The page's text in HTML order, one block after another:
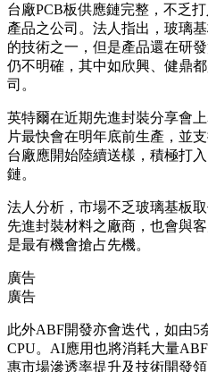
台廠PCB板供應鏈完整，不乏
產品之公司。法人指出，玻璃
的技術之一，但是產品還在研
仍不明確，其中如欣興、健鼎
司。
英特爾在近期先進封裝分享會
片最快會在明年底前生產，並
台廠應開始陸續送樣，積極打
鏈。
法人分析，市場不乏玻璃基板
先進封裝材料之廠商，也會與
是最有機會搶占先機。
廣告
廣告
此外ABF開發亦會迭代，如由5
CPU。AI應用也將消耗大量
惠市場滲透率提升及技術開發